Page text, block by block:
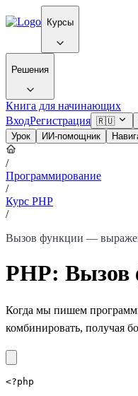
Курсы
Решения
Книга для начинающих
ВходРегистрация 🇷🇺
Урок
ИИ-помощник
/
Программирование
/
Курс PHP
/
Вызов функции —
PHP:
Когда мы пишем
комбинировать, получая
<?php